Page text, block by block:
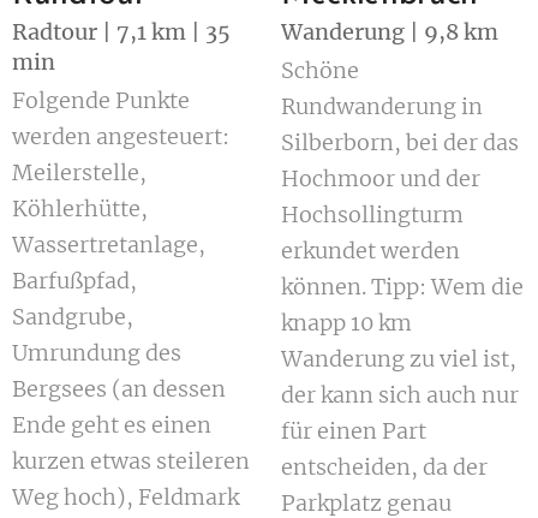
Radtour | 7,1 km | 35
min
Folgende Punkte
werden angesteuert:
Meilerstelle,
Köhlerhütte,
Wassertretanlage,
Barfußpfad,
Sandgrube,
Umrundung des
Bergsees (an dessen
Ende geht es einen
kurzen etwas steileren
Weg hoch), Feldmark
Wanderung | 9,8 km
Schöne
Rundwanderung in
Silberborn, bei der das
Hochmoor und der
Hochsollingturm
erkundet werden
können. Tipp: Wem die
knapp 10 km
Wanderung zu viel ist,
der kann sich auch nur
für einen Part
entscheiden, da der
Parkplatz genau